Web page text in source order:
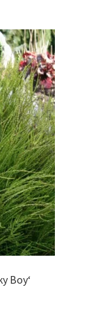
auf.
Die
Optionen
können
auf
der
Produktseite
gewählt
werden
Boy‘